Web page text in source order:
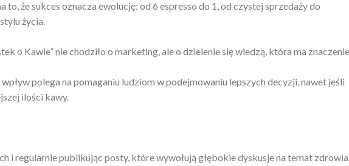
to, że sukces oznacza ewolucję: od 6 espresso do 1, od czystej sprzedaży do
życia.
o Kawie” nie chodziło o marketing, ale o dzielenie się wiedzą, która ma
polega na pomaganiu ludziom w podejmowaniu lepszych decyzji, nawet jeśli
ilości kawy.
i regularnie publikując posty, które wywołują głębokie dyskusje na temat